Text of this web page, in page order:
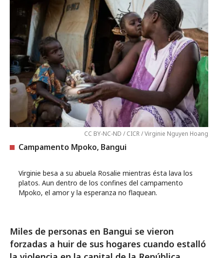
CC BY-NC-ND / CICR / Virginie Nguyen Hoang
Campamento Mpoko, Bangui
Virginie besa a su abuela Rosalie mientras ésta lava los
platos. Aun dentro de los confines del campamento
Mpoko, el amor y la esperanza no flaquean.
Miles de personas en Bangui se vieron
forzadas a huir de sus hogares cuando estalló